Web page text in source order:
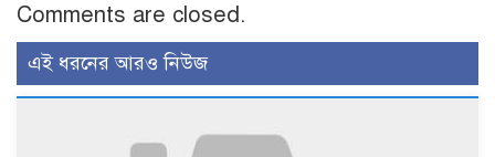
Comments are closed.
এই ধরনের আরও নিউজ